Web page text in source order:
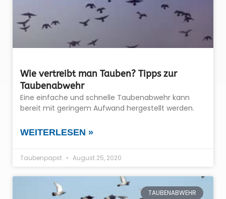
Wie vertreibt man Tauben? Tipps zur
Taubenabwehr
Eine einfache und schnelle Taubenabwehr kann
bereit mit geringem Aufwand hergestellt werden.
WEITERLESEN »
Taubenpapst August 25, 2020
TAUBENABWEHR